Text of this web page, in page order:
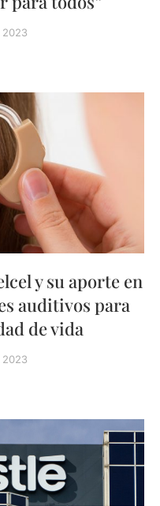
2023
y su aporte en
auditivos para
de vida
2023